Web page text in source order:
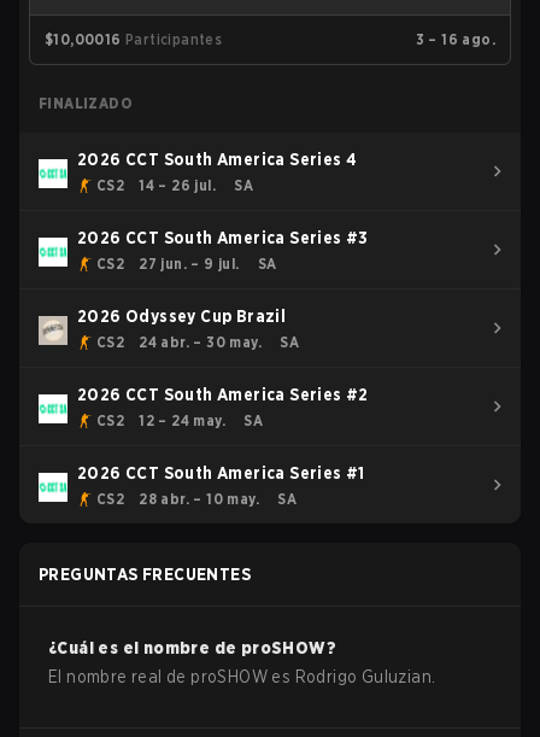
$10,00016 Participantes 3 – 16 ago.
FINALIZADO
2026 CCT South America Series 4
CS2 14 – 26 jul. SA
2026 CCT South America Series #3
CS2 27 jun. – 9 jul. SA
2026 Odyssey Cup Brazil
CS2 24 abr. – 30 may. SA
2026 CCT South America Series #2
CS2 12 – 24 may. SA
2026 CCT South America Series #1
CS2 28 abr. – 10 may. SA
PREGUNTAS FRECUENTES
¿Cuál es el nombre de proSHOW?
El nombre real de proSHOW es Rodrigo Guluzian